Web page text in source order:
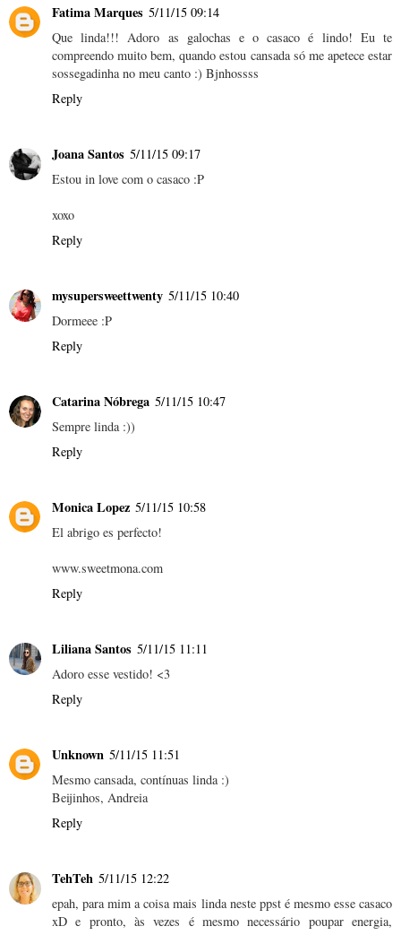
Fatima Marques 5/11/15 09:14
Que linda!!! Adoro as galochas e o casaco é lindo! Eu te
compreendo muito bem, quando estou cansada só me apetece estar
sossegadinha no meu canto :) Bjnhossss
Reply
Joana Santos 5/11/15 09:17
Estou in love com o casaco :P
xoxo
Reply
mysupersweettwenty 5/11/15 10:40
Dormeee :P
Reply
Catarina Nóbrega 5/11/15 10:47
Sempre linda :))
Reply
Monica Lopez 5/11/15 10:58
El abrigo es perfecto!
www.sweetmona.com
Reply
Liliana Santos 5/11/15 11:11
Adoro esse vestido! <3
Reply
Unknown 5/11/15 11:51
Mesmo cansada, contínuas linda :)
Beijinhos, Andreia
Reply
TehTeh 5/11/15 12:22
epah, para mim a coisa mais linda neste ppst é mesmo esse casaco
xD e pronto, às vezes é mesmo necessário poupar energia,